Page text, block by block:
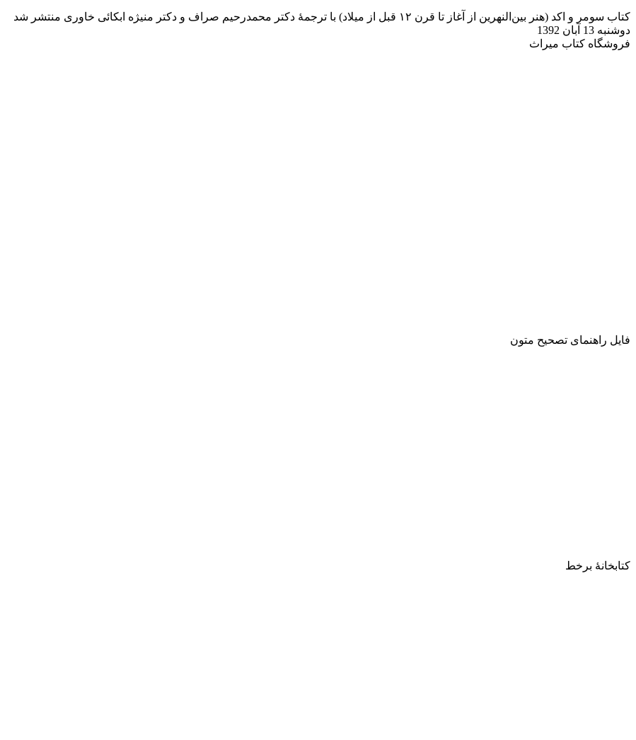
کتاب سومر و اکد (هنر بین‌النهرین از آغاز تا قرن ۱۲ قبل از میلاد) با ترجمهٔ دکتر محمدرحیم صراف و دکتر منیژه ابکائی خاوری منتشر شد
دوشنبه 13 آبان 1392
فروشگاه کتاب میراث
فایل راهنمای تصحیح متون
کتابخانۀ برخط